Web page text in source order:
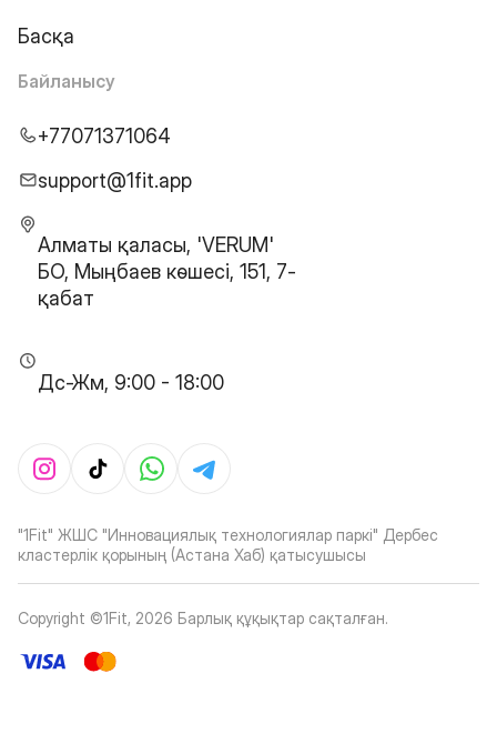
Басқа
Байланысу
+77071371064
support@1fit.app
Алматы қаласы, 'VERUM'
БО, Мыңбаев көшесі, 151, 7-
қабат
Дс-Жм, 9:00 - 18:00
"1Fit" ЖШС "Инновациялық технологиялар паркі" Дербес
кластерлік қорының (Астана Хаб) қатысушысы
Copyright ©1Fit, 2026 Барлық құқықтар сақталған.